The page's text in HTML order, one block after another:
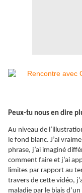
Peux-tu nous en dire
Au niveau de
le fond blanc. J’ai
phrase, j’ai imaginé
comment faire et j’ai
limites par rapport au
travers de cette vidéo,
maladie par le biais